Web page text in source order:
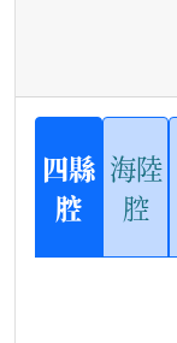
四縣
腔
海陸
腔